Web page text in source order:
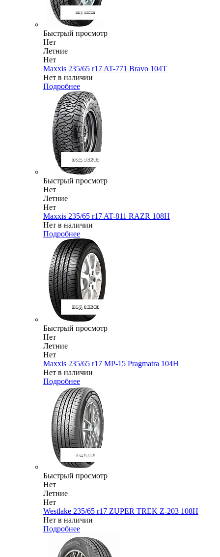
Быстрый просмотр
Нет
Летние
Нет
Maxxis 235/65 r17 AT-771 Bravo 104T
Нет в наличии
Подробнее
Быстрый просмотр
Нет
Летние
Нет
Maxxis 235/65 r17 AT-811 RAZR 108H
Нет в наличии
Подробнее
Быстрый просмотр
Нет
Летние
Нет
Maxxis 235/65 r17 MP-15 Pragmatra 104H
Нет в наличии
Подробнее
Быстрый просмотр
Нет
Летние
Нет
Westlake 235/65 r17 ZUPER TREK Z-203 108H
Нет в наличии
Подробнее